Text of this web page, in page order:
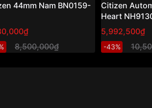
44mm Nam BN0159-
8,500,000₫
Citizen
Heart
Đồng hồ nam
xanh sang
5,992,500₫
-43%